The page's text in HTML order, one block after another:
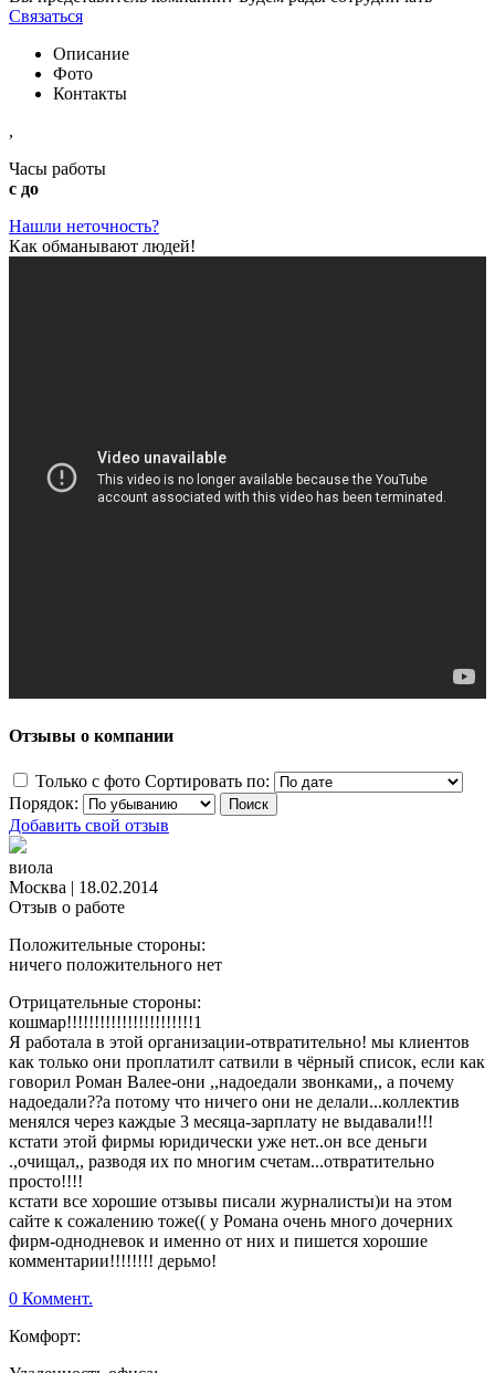
Связаться
Описание
Фото
Контакты
,
Часы работы
с до
Нашли неточность?
Как обманывают людей!
Отзывы о компании
Только с фото Сортировать по:
Порядок:
Добавить свой отзыв
виола
Москва | 18.02.2014
Отзыв о работе
Положительные стороны:
ничего положительного нет
Отрицательные стороны:
кошмар!!!!!!!!!!!!!!!!!!!!!!!1
Я работала в этой организации-отвратительно! мы клиентов
как только они проплатилт сатвили в чёрный список, если как
говорил Роман Валее-они ,,надоедали звонками,, а почему
надоедали??а потому что ничего они не делали...коллектив
менялся через каждые 3 месяца-зарплату не выдавали!!!
кстати этой фирмы юридически уже нет..он все деньги
.,очищал,, разводя их по многим счетам...отвратительно
просто!!!!
кстати все хорошие отзывы писали журналисты)и на этом
сайте к сожалению тоже(( у Романа очень много дочерних
фирм-однодневок и именно от них и пишется хорошие
комментарии!!!!!!!! дерьмо!
0 Коммент.
Комфорт: